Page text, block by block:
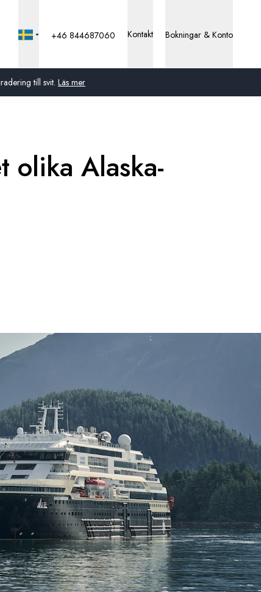
till svit. Läs mer
Storbritannien
+46 844687060 Kontakt Bokningar & Konto
olika Alaska-